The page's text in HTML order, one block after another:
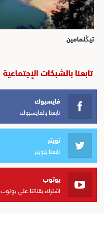
تيڭلمامين
تابعنا بالشبكات الإجتماعية
فايسبوك
تابعنا بالفايسبوك
تويتر
تابعنا بتويتر
يوتوب
اشترك بقناتنا على يوتوب